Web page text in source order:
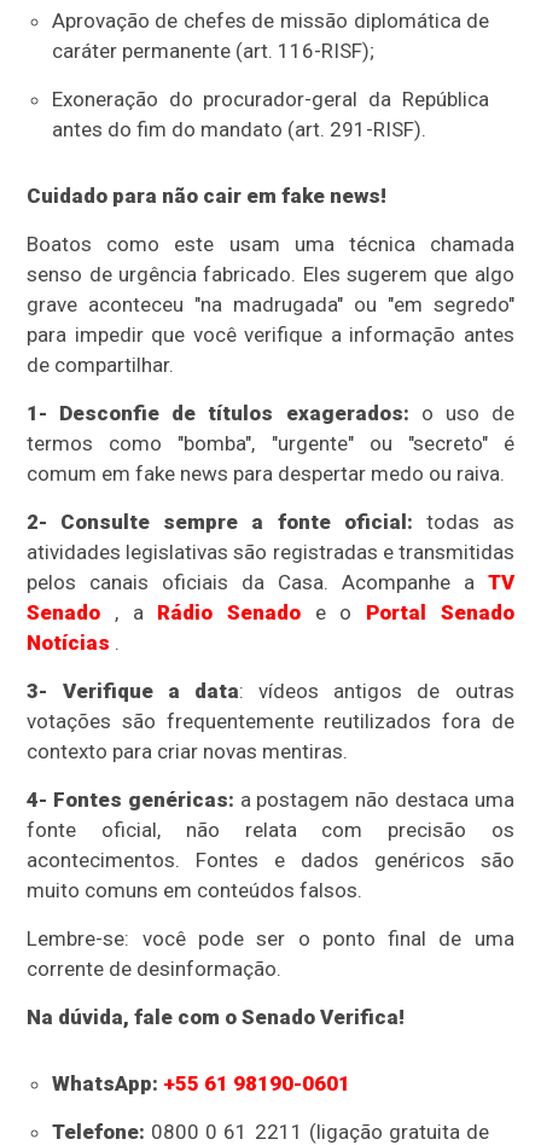
Aprovação de chefes de missão diplomática de
caráter permanente (art. 116-RISF);
Exoneração do procurador-geral da República
antes do fim do mandato (art. 291-RISF).
Cuidado para não cair em fake news!
Boatos como este usam uma técnica chamada
senso de urgência fabricado. Eles sugerem que algo
grave aconteceu "na madrugada" ou "em segredo"
para impedir que você verifique a informação antes
de compartilhar.
1- Desconfie de títulos exagerados: o uso de
termos como "bomba", "urgente" ou "secreto" é
comum em fake news para despertar medo ou raiva.
2- Consulte sempre a fonte oficial: todas as
atividades legislativas são registradas e transmitidas
pelos canais oficiais da Casa. Acompanhe a TV
Senado , a Rádio Senado e o Portal Senado
Notícias .
3- Verifique a data: vídeos antigos de outras
votações são frequentemente reutilizados fora de
contexto para criar novas mentiras.
4- Fontes genéricas: a postagem não destaca uma
fonte oficial, não relata com precisão os
acontecimentos. Fontes e dados genéricos são
muito comuns em conteúdos falsos.
Lembre-se: você pode ser o ponto final de uma
corrente de desinformação.
Na dúvida, fale com o Senado Verifica!
WhatsApp: +55 61 98190-0601
Telefone: 0800 0 61 2211 (ligação gratuita de